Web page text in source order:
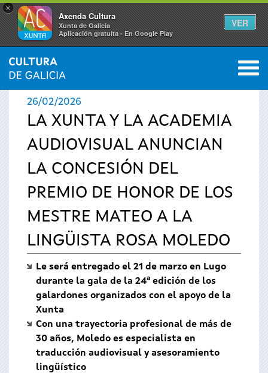
×
Axenda Cultura
Xunta de Galicia
Aplicación gratuíta - En Google Play
VER
Se
encuentra
usted
aquí
INICIO › ACTUALIDAD 0
26/02/2026
LA XUNTA Y LA ACADEMIA
AUDIOVISUAL ANUNCIAN
LA CONCESIÓN DEL
PREMIO DE HONOR DE LOS
MESTRE MATEO A LA
LINGÜISTA ROSA MOLEDO
Le será entregado el 21 de marzo en Lugo
durante la gala de la 24ª edición de los
galardones organizados con el apoyo de la
Xunta
Con una trayectoria profesional de más de
30 años, Moledo es especialista en
traducción audiovisual y asesoramiento
lingüístico